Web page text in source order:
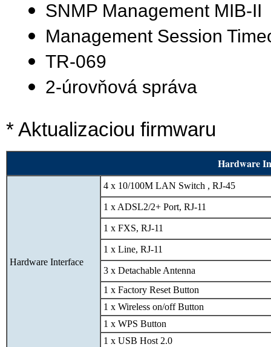
SNMP Management MIB-II
Management Session
TR-069
2-úrovňová správa
* Aktualizaciou firmwaru
Hardware
Hardware Interface
4 x 10/100M LAN Switch , RJ-45
1 x ADSL2/2+ Port, RJ-11
1 x FXS, RJ-11
1 x Line, RJ-11
3 x Detachable Antenna
1 x Factory Reset Button
1 x Wireless on/off Button
1 x WPS Button
1 x USB Host 2.0